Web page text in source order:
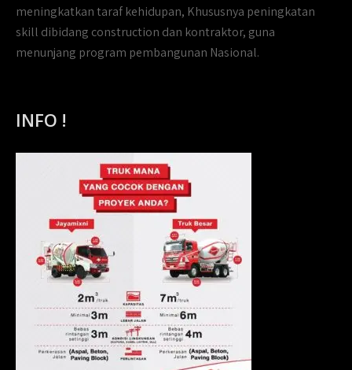
meningkatkan taraf kehidupan, Khususnya peningkatan
skill dibidang construction dan kontraktor, guna
menunjang program pembangunan Nasional.
INFO !